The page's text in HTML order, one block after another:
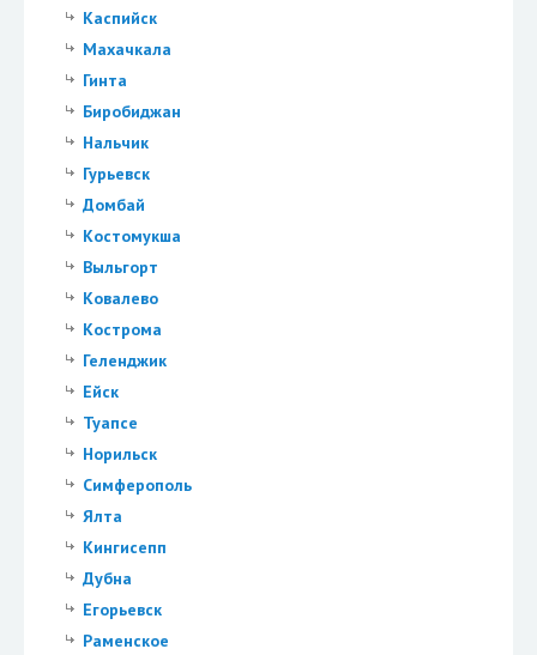
Каспийск
Махачкала
Гинта
Биробиджан
Нальчик
Гурьевск
Домбай
Костомукша
Выльгорт
Ковалево
Кострома
Геленджик
Ейск
Туапсе
Норильск
Симферополь
Ялта
Кингисепп
Дубна
Егорьевск
Раменское